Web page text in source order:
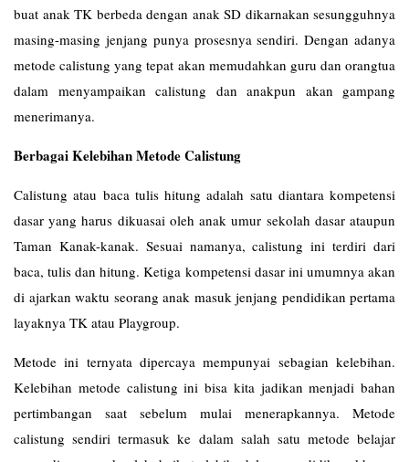
buat anak TK berbeda dengan anak SD dikarnakan sesungguhnya
masing-masing jenjang punya prosesnya sendiri. Dengan adanya
metode calistung yang tepat akan memudahkan guru dan orangtua
dalam menyampaikan calistung dan anakpun akan gampang
menerimanya.
Berbagai Kelebihan Metode Calistung
Calistung atau baca tulis hitung adalah satu diantara kompetensi
dasar yang harus dikuasai oleh anak umur sekolah dasar ataupun
Taman Kanak-kanak. Sesuai namanya, calistung ini terdiri dari
baca, tulis dan hitung. Ketiga kompetensi dasar ini umumnya akan
di ajarkan waktu seorang anak masuk jenjang pendidikan pertama
layaknya TK atau Playgroup.
Metode ini ternyata dipercaya mempunyai sebagian kelebihan.
Kelebihan metode calistung ini bisa kita jadikan menjadi bahan
pertimbangan saat sebelum mulai menerapkannya. Metode
calistung sendiri termasuk ke dalam salah satu metode belajar